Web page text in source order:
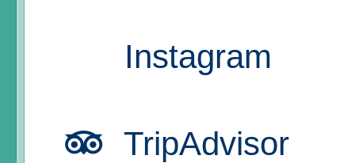
Instagram
TripAdvisor